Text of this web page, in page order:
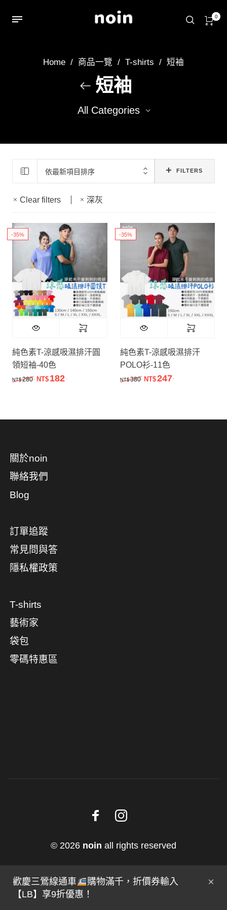
歡慶三鶯線通車
購物滿千，折價券輸入
【LB】享9折優惠！
0
Home / 商品一覽 / T-shirts / 短袖
短袖
All Categories
短袖T 348
純色素T(短袖)
依最新項目排序 FILTERS
Clear filters 深灰
-35%
純色素T-涼感吸濕排汗圓
領短袖-40色
NT$ 280. 原始價格：NT$280.。
NT$ 182目前價格：NT$182.。
-35%
純色素T-涼感吸濕排汗
POLO衫-11色
NT$ 380. 原始價格：NT$380.。
NT$247
關於noin
聯絡我們
Blog
訂單追蹤
常見問與答
隱私權政策
T-shirts
藝術家
袋包
零碼特惠區
© 2026 noin all rights reserved